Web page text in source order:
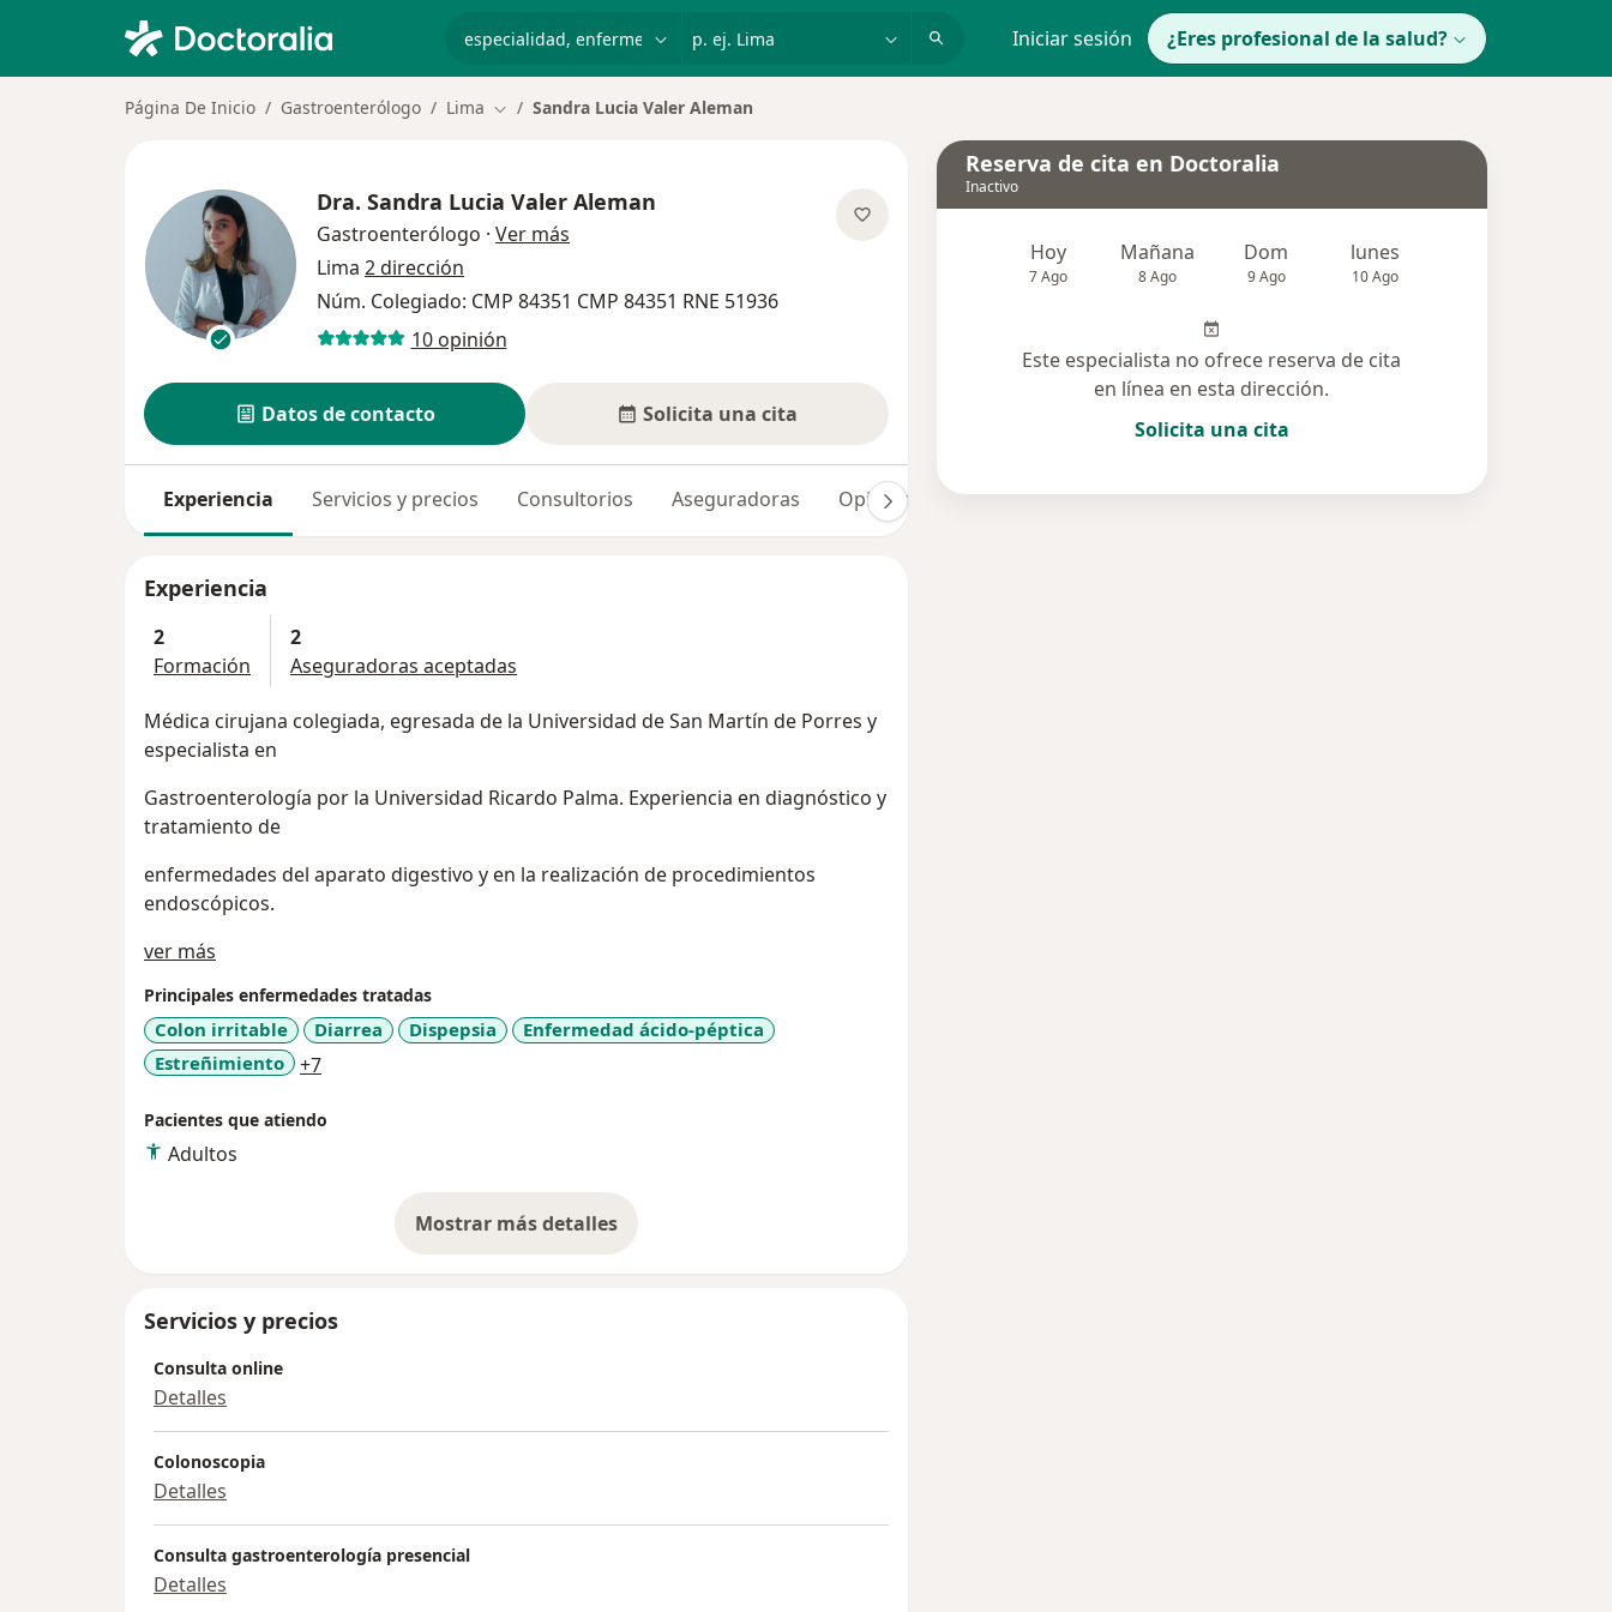
Iniciar sesión ¿Eres profesional de la salud?
Página De Inicio Gastroenterólogo Lima Cambiar de ciudad
Sandra Lucia Valer Aleman
Dra. Sandra Lucia Valer Aleman
Gastroenterólogo · Ver más
Lima 2 dirección
Núm. Colegiado: CMP 84351 CMP 84351 RNE 51936
10 opinión
Datos de contacto Solicita una cita
Experiencia Servicios y precios Consultorios Aseguradoras Opiniones (10)
Experiencia
2
Formación
2
Aseguradoras aceptadas
Médica cirujana colegiada, egresada de la Universidad de San Martín de Porres y
especialista en
Gastroenterología por la Universidad Ricardo Palma. Experiencia en diagnóstico y
tratamiento de
enfermedades del aparato digestivo y en la realización de procedimientos
endoscópicos.
ver más
Principales enfermedades tratadas
Colon irritable Diarrea Dispepsia
Enfermedad ácido-péptica
Estreñimiento
+7a11y_sr_more_diseases
Pacientes que atiendo
Adultos
Mostrar más detalles
sobre la experiencia
Servicios y precios
Consulta online
Detalles
Colonoscopia
Detalles
Consulta gastroenterología presencial
Detalles
Reserva de cita en Doctoralia
Inactivo
Hoy
7 Ago
Mañana
8 Ago
Dom
9 Ago
lunes
10 Ago
Este especialista no ofrece reserva de cita
en línea en esta dirección.
Solicita una cita